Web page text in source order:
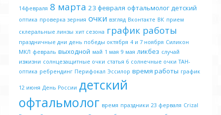
14февраля 8 марта 23 февраля офтальмолог детский
оптика проверка зерния очки взгляд Вконтакте ВК прием
склеральные линзы хит сезона график работы
праздничные дни день победы октября 4 и 7 ноября Силикон
МКЛ февраль выходной май 1 мая 9 мая ликбез случай
изжизни солнцезащитные очки статья 6 солнечные очки ТАН-
оптика ребрендинг Перифокал Эссилор время работы график
12 июня День России детский
офтальмолог время праздники 23 ферваля Crizal